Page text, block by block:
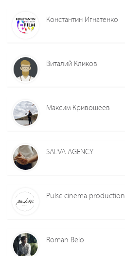
Константин Игнатенко
Виталий Кликов
Максим Кривошеев
SAL'VA AGENCY
Pulse.cinema production
Roman Belo